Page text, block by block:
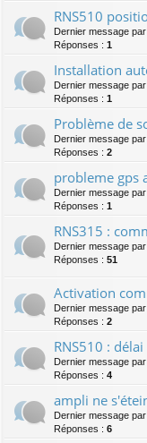
RNS510
Dernier message par
Réponses : 1
Installation
Dernier message par
Réponses : 1
Problème de
Dernier message par
Réponses : 2
probleme gps
Dernier message par
Réponses : 1
RNS315 :
Dernier message par
Réponses : 51
Activation
Dernier message par
Réponses : 2
RNS510 :
Dernier message par
Réponses : 4
ampli ne
Dernier message par
Réponses : 6